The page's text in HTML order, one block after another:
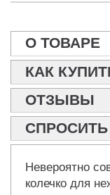
О ТОВАРЕ
КАК
ОТЗЫВЫ
СПРОСИТЬ
Невероятно
колечко для